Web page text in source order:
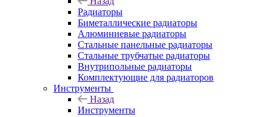
Радиаторы
Биметаллические радиаторы
Алюминиевые радиаторы
Стальные панельные радиаторы
Стальные трубчатые радиаторы
Внутрипольные радиаторы
Комплектующие для радиаторов
Инструменты
Назад
Инструменты